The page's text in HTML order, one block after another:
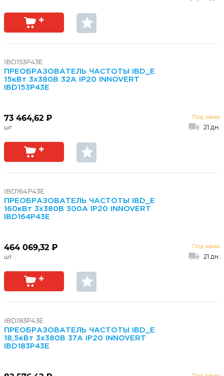
IBD153P43E
ПРЕОБРАЗОВАТЕЛЬ ЧАСТОТЫ IBD_E
15кВт 3х380В 32А IP20 INNOVERT
IBD153P43E
73 464,62 ₽ Под заказ
21 дн.
IBD164P43E
ПРЕОБРАЗОВАТЕЛЬ ЧАСТОТЫ IBD_E
160кВт 3х380В 300А IP20 INNOVERT
IBD164P43E
464 069,32 ₽ Под заказ
21 дн.
IBD183P43E
ПРЕОБРАЗОВАТЕЛЬ ЧАСТОТЫ IBD_E
18,5кВт 3х380В 37А IP20 INNOVERT
IBD183P43E